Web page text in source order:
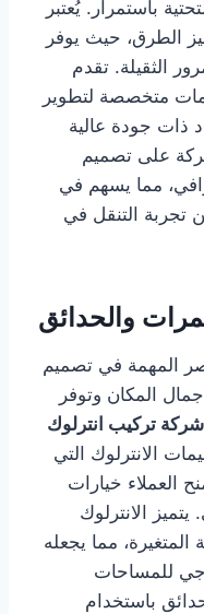
باستمرار. يُعتبر
الطرق، حيث يوفر
الثقيلة. تقدم
متخصصة لتطوير
ذات جودة عالية
على تصميم
مما يسهم في
تجربة التنقل في
والحدائق
المهمة في تصميم
المكان وتوفر
شركة تركيب انترلوك
الانترلوك التي
العملاء خيارات
الانترلوك
مما يجعله
للمساحات
باستخدام